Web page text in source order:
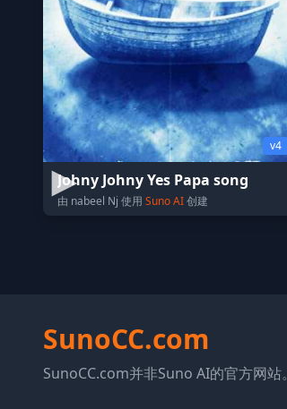
v4
Johny Johny Yes Papa song
由 nabeel Nj 使用 Suno AI创建
SunoCC.com
SunoCC.com并非Suno AI的官方网站。